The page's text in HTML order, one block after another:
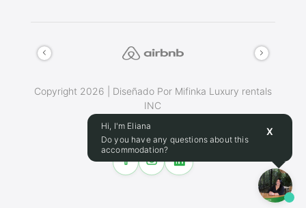
Hi, I'm Eliana
Do you have any questions about this
accommodation?
X
Copyright 2026 | Diseñado Por Mifinka Luxury rentals
INC
Terminos Y Condiciones